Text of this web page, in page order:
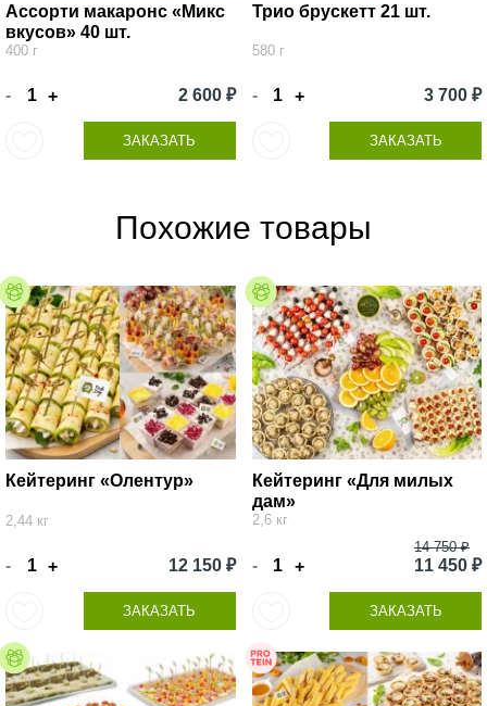
Ассорти макаронс «Микс
вкусов» 40 шт.
400 г
- + 2 600 ₽
ЗАКАЗАТЬ
Трио брускетт 21 шт.
580 г
- + 3 700 ₽
ЗАКАЗАТЬ
Похожие товары
Кейтеринг «Олентур»
2,44 кг
- + 12 150 ₽
ЗАКАЗАТЬ
Кейтеринг «Для милых
дам»
2,6 кг
- +
14 750 ₽
11 450 ₽
ЗАКАЗАТЬ